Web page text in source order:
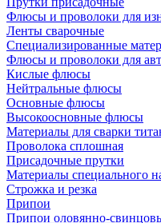
Флюсы и проволоки для
Ленты сварочные
Специализированные
Флюсы и проволоки для
Кислые флюсы
Нейтральные флюсы
Основные флюсы
Высокоосновные флюсы
Материалы для сварки
Проволока сплошная
Присадочные прутки
Материалы специального
Строжка и резка
Припои
Припои оловянно-